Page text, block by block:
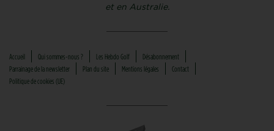
et en Australie.
Accueil Qui sommes-nous ? Les Hebdo Golf
Désabonnement
Parrainage de la newsletter
Plan du site Mentions légales
Contact
Politique de cookies (UE)